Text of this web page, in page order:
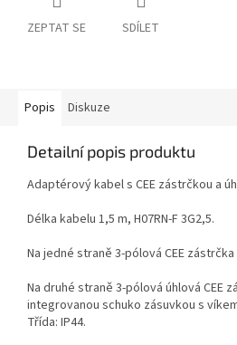
ZEPTAT SE SDÍLET
Popis Diskuze
Detailní popis produktu
Adaptérový kabel s CEE zástrčkou a
Délka kabelu 1,5 m, H07RN-F 3G2,5.
Na jedné straně 3-pólová CEE zástrčka
Na druhé straně 3-pólová úhlová CEE
integrovanou schuko zásuvkou s
Třída: IP44.